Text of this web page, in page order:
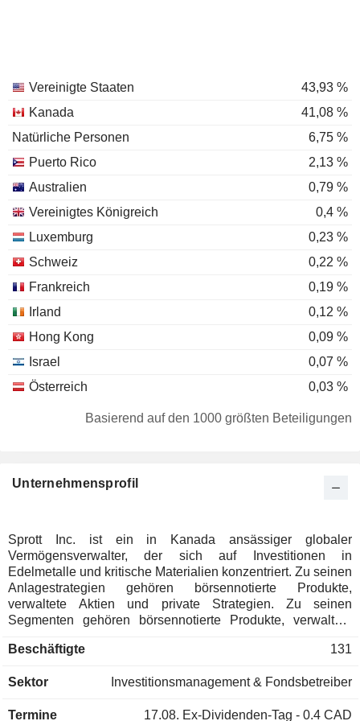
Vereinigte Staaten
43,93 %
Kanada
41,08 %
Natürliche Personen
6,75 %
Puerto Rico
2,13 %
Australien
0,79 %
Vereinigtes Königreich
0,4 %
Luxemburg
0,23 %
Schweiz
0,22 %
Frankreich
0,19 %
Irland
0,12 %
Hong Kong
0,09 %
Israel
0,07 %
Österreich
0,03 %
Basierend auf den 1000 größten Beteiligungen
Unternehmensprofil
Sprott Inc. ist ein in Kanada ansässiger globaler
Vermögensverwalter, der sich auf Investitionen in
Edelmetalle und kritische Materialien konzentriert. Zu seinen
Anlagestrategien gehören börsennotierte Produkte,
verwaltete Aktien und private Strategien. Zu seinen
Segmenten gehören börsennotierte Produkte, verwaltete
börsennotierte Produkte bietet Managementdienstleistungen
börsengehandelten Fonds (ETFs) an. Das Segment
seine alternativen Anlagestrategien, die intern und auf
Beschäftigte 131
Sektor Investitionsmanagement & Fondsbetreiber
Termine 17.08. Ex-Dividenden-Tag - 0.4 CAD